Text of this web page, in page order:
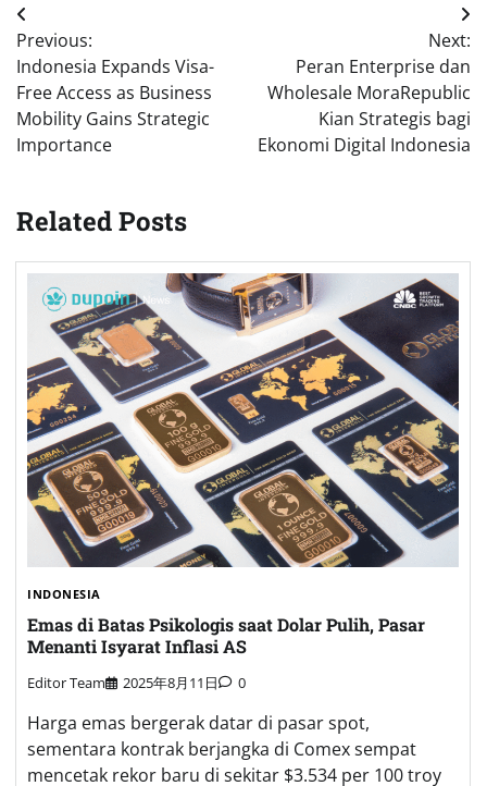
Post
navigation
Previous:
Indonesia Expands Visa-
Free Access as Business
Mobility Gains Strategic
Importance
Next:
Peran Enterprise dan
Wholesale MoraRepublic
Kian Strategis bagi
Ekonomi Digital Indonesia
Related Posts
INDONESIA
Emas di Batas Psikologis saat Dolar Pulih, Pasar
Menanti Isyarat Inflasi AS
Editor Team 2025年8月11日 0
Harga emas bergerak datar di pasar spot,
sementara kontrak berjangka di Comex sempat
mencetak rekor baru di sekitar $3.534 per 100 troy